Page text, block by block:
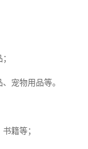
宠物用品等。
籍等；